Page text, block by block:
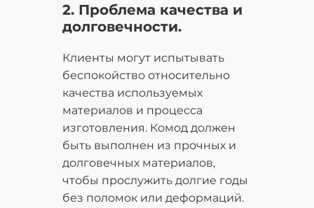
2. Проблема качества и
долговечности.
Клиенты могут испытывать
беспокойство относительно
качества используемых
материалов и процесса
изготовления. Комод должен
быть выполнен из прочных и
долговечных материалов,
чтобы прослужить долгие годы
без поломок или деформаций.